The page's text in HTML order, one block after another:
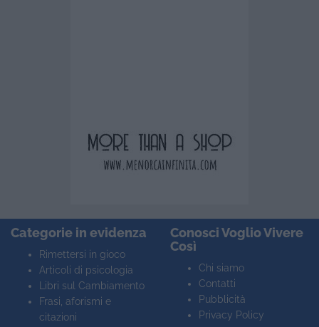
Categorie in evidenza
Rimettersi in gioco
Articoli di psicologia
Libri sul Cambiamento
Frasi, aforismi e
citazioni
Conosci Voglio Vivere
Così
Chi siamo
Contatti
Pubblicità
Privacy Policy